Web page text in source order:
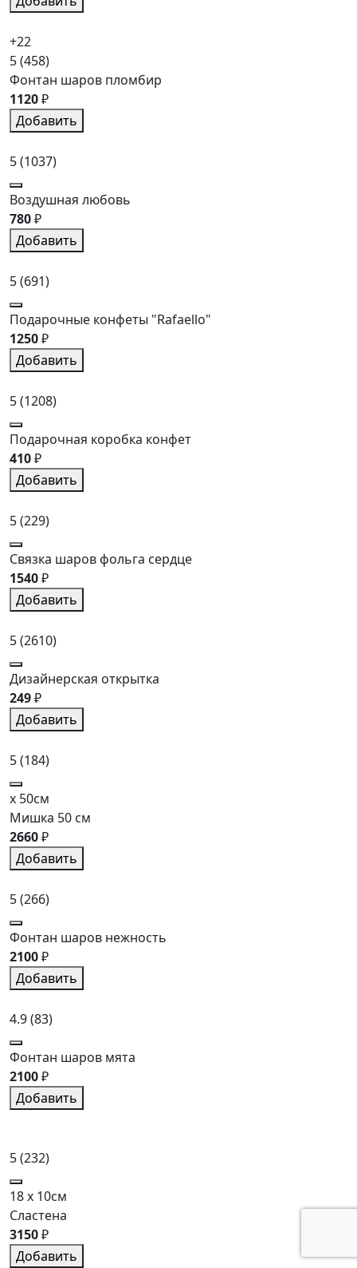
+22
5(458)
Фонтан шаров пломбир
1120₽
Добавить
5(1037)
Воздушная любовь
780₽
Добавить
5(691)
Подарочные конфеты "Rafaello"
1250₽
Добавить
5(1208)
Подарочная коробка конфет
410₽
Добавить
5(229)
Связка шаров фольга сердце
1540₽
Добавить
5(2610)
Дизайнерская открытка
249₽
Добавить
5(184)
x 50см
Мишка 50 см
2660₽
Добавить
5(266)
Фонтан шаров нежность
2100₽
Добавить
4.9(83)
Фонтан шаров мята
2100₽
Добавить
5(232)
18 x 10см
Сластена
3150₽
Добавить